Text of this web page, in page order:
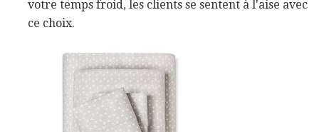
votre temps froid, les clients se sentent à l'aise avec
ce choix.